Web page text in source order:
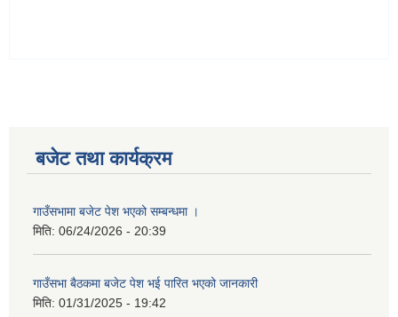
बजेट तथा कार्यक्रम
गाउँसभामा बजेट पेश भएको सम्बन्धमा ।
मिति: 06/24/2026 - 20:39
गाउँसभा बैठकमा बजेट पेश भई पारित भएको जानकारी
मिति: 01/31/2025 - 19:42